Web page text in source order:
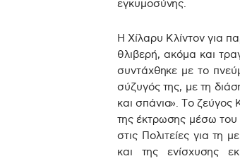
εγκυμοσύνης.
Η Χίλαρυ Κλίντον για
θλιβερή, ακόμα και
συντάχθηκε με το
σύζυγός της, με τη
και σπάνια». Το ζεύγος
της έκτρωσης μέσω του
στις Πολιτείες για τη
και της ενίσχυσης